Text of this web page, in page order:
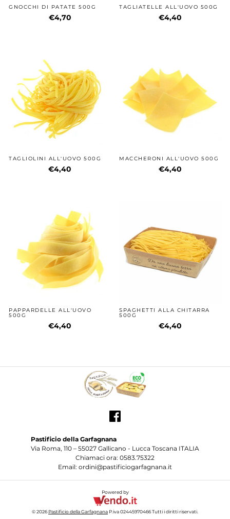
GNOCCHI DI PATATE 500G
€4,70
TAGLIATELLE ALL'UOVO 500G
€4,40
TAGLIOLINI ALL'UOVO 500G
€4,40
MACCHERONI ALL'UOVO 500G
€4,40
PAPPARDELLE ALL'UOVO
500G
€4,40
SPAGHETTI ALLA CHITARRA
500G
€4,40
Pastificio della Garfagnana
Via Roma, 110 – 55027 Gallicano - Lucca Toscana ITALIA
Chiamaci ora: 0583.75322
Email: ordini@pastificiogarfagnana.it
Powered by
© 2026Pastificio della Garfagnana P.iva 02445970466 Tutti i diritti riservati.